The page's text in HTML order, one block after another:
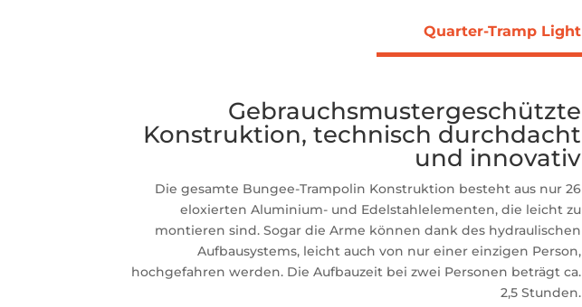
Quarter-Tramp Light
Gebrauchsmustergeschützte
Konstruktion, technisch durchdacht
und innovativ
Die gesamte Bungee-Trampolin Konstruktion besteht aus nur 26
eloxierten Aluminium- und Edelstahlelementen, die leicht zu
montieren sind. Sogar die Arme können dank des hydraulischen
Aufbausystems, leicht auch von nur einer einzigen Person,
hochgefahren werden. Die Aufbauzeit bei zwei Personen beträgt ca.
2,5 Stunden.